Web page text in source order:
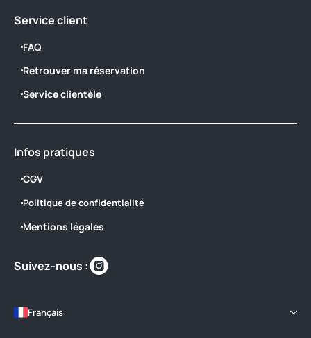
Service client
FAQ
Retrouver ma réservation
Service clientèle
Infos pratiques
CGV
Politique de confidentialité
Mentions légales
Suivez-nous :
https://www.instagram.com/
Français